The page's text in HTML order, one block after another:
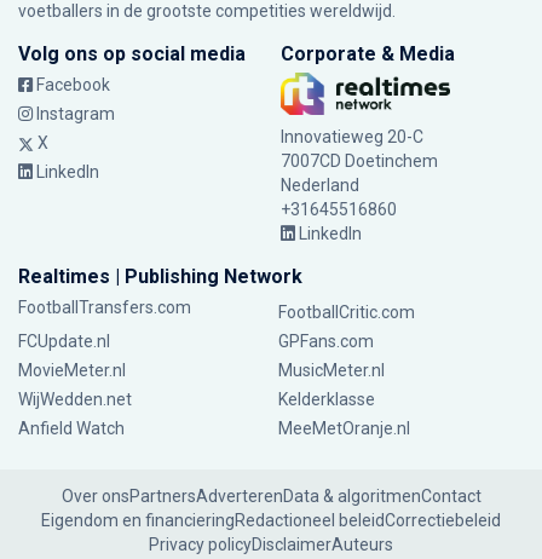
voetballers in de grootste competities wereldwijd.
Volg ons op social media
Facebook
Instagram
X
LinkedIn
Corporate & Media
Innovatieweg 20-C
7007CD Doetinchem
Nederland
+31645516860
LinkedIn
Realtimes | Publishing Network
FootballTransfers.com
FootballCritic.com
FCUpdate.nl
GPFans.com
MovieMeter.nl
MusicMeter.nl
WijWedden.net
Kelderklasse
Anfield Watch
MeeMetOranje.nl
Over onsPartnersAdverterenData & algoritmenContact
Eigendom en financieringRedactioneel beleidCorrectiebeleid
Privacy policyDisclaimerAuteurs